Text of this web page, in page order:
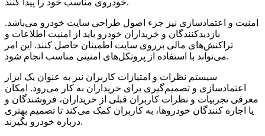
امنیت و اعتمادسازی نیز جزء اصول طراحی سایت خودرو می‌باشد.
بازدیدکنندگان و خریداران خودرو باید از امنیت اطلاعات و
تراکنش‌های مالی برروی سایت اطمینان حاصل کنند. این امر
می‌تواند با استفاده از پروتکل‌های امنیتی مناسب انجام شود.
سیستم نظرات و امتیازات کاربران نیز به عنوان یک ابزار
اعتمادسازی و تصمیم‌گیری برای خریداران به کار می‌رود. امکان
معرفی تجربیات و نظرات کاربران قبلی از خریداران، فروشندگان و
یا اجاره کنندگان خودروها، به کاربران کمک می‌کند تا تصمیم بهتری
درباره خودرو بگیرند.